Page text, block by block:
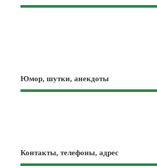
Юмор, шутки, анекдоты
Контакты, телефоны, адрес